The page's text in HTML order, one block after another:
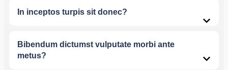
In inceptos turpis sit donec?
Bibendum dictumst vulputate morbi ante
metus?